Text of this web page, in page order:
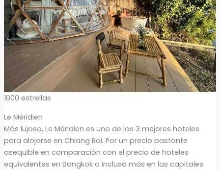
1000 estrellas
Le Méridien
Más lujoso, Le Méridien es uno de los 3 mejores hoteles
para alojarse en Chiang Rai. Por un precio bastante
asequible en comparación con el precio de hoteles
equivalentes en Bangkok o incluso más en las capitales